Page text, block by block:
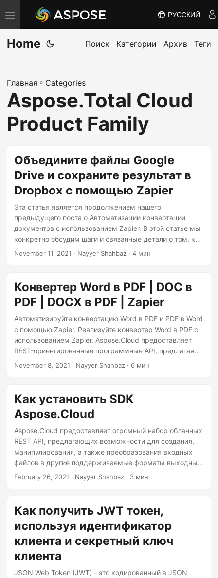
П
е
р
л
ю
и
а
РУССКИЙ
Home Поиск Категории Архив Теги
Главная » Categories
Aspose.Total Cloud
Product Family
Объедините файлы Google
Drive и сохраните результат в
Dropbox с помощью Zapier
Эта статья является продолжением нашего
предыдущего поста о Автоматизации конвертации
документов с использованием Zapier. В этой статье мы
конкретно обсудим шаги и связанные детали о том, как
объединить документы с помощью Zapier. Мы загрузим
приложение Merge на Zapier. Аккаунт Dropbox
Aspose.Cloud Dashboard Учетная запись Google Drive
Запрос для Слияния Документов Dropbox Account В
результирующий файл слияния в Dropbox, поэтому нам
сначала нужно создать учетную запись в Dropbox.
November 11, 2021 · Nayyer Shahbaz · 4 мин
Конвертер Word в PDF | DOC в
PDF | DOCX в PDF | Zapier
Автоматизируйте конвертацию Word в PDF и PDF в Word
с помощью Zapier. Реализуйте конвертер Word в PDF с
использованием Zapier. Aspose.Cloud предоставляет
REST-ориентированные программные API, предлагая
возможности для создания, редактирования и
Однако, для автоматизации процесса конверсии
документов, мы предлагаем приложение-конвертер
Word в PDF на Zapier, которое позволяет вам
Drive или Dropbox к нашей службе обработки файлов и
легко автоматизировать ваши ежедневные задачи.
November 8, 2021 · Nayyer Shahbaz · 6 мин
Как установить SDK
Aspose.Cloud
Aspose.Cloud предоставляет огромный набор облачных
REST API, предлагающих возможности для создания,
манипулирования, а также преобразования входных
файлов в другие поддерживаемые форматы выходных
файлов. Вы можете напрямую получить доступ к API,
индивидуально созданные программные SDK для
удовлетворения ваших требований. Поэтому, если вам
нужно манипулировать файлами MS Word с помощью
C# .NET, вам следует попробовать использовать
Aspose.Words Cloud SDK для .
February 26, 2021 · Nayyer Shahbaz · 3 мин
Как получить JWT токен,
используя идентификатор
клиента и секретный ключ
клиента
JSON Web Token (JWT) - это кодированный в JSON